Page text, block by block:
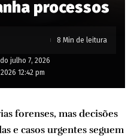
processos
12:42 pm
julho 7, 2026
8 Min de leitura
forenses, mas decisões
e casos urgentes seguem